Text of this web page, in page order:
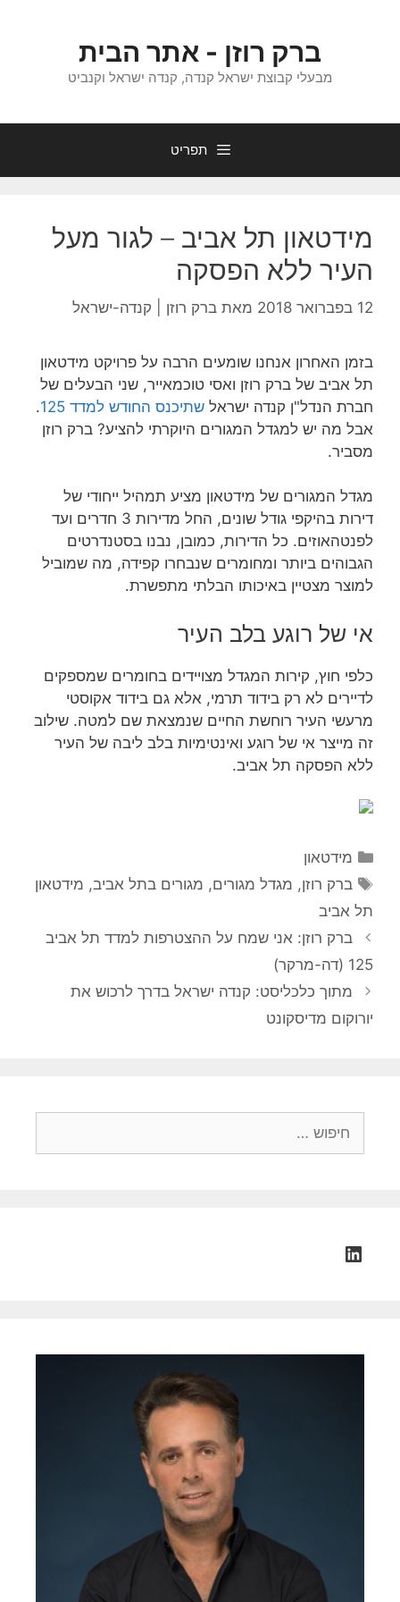
ברק רוזן - אתר הבית
מבעלי קבוצת ישראל קנדה, קנדה ישראל וקנביט
תפריט
מידטאון תל אביב – לגור מעל
העיר ללא הפסקה
12 בפברואר 2018 מאת ברק רוזן | קנדה-ישראל
בזמן האחרון אנחנו שומעים הרבה על פרויקט מידטאון
תל אביב של ברק רוזן ואסי טוכמאייר, שני הבעלים של
חברת הנדל"ן קנדה ישראל שתיכנס החודש למדד 125
.
אבל מה יש למגדל המגורים היוקרתי להציע? ברק רוזן
מסביר.
מגדל המגורים של מידטאון מציע תמהיל ייחודי של
דירות בהיקפי גודל שונים, החל מדירות 3 חדרים ועד
לפנטהאוזים. כל הדירות, כמובן, נבנו בסטנדרטים
הגבוהים ביותר ומחומרים שנבחרו קפידה, מה שמוביל
למוצר מצטיין באיכותו הבלתי מתפשרת.
אי של רוגע בלב העיר
כלפי חוץ, קירות המגדל מצויידים בחומרים שמספקים
לדיירים לא רק בידוד תרמי, אלא גם בידוד אקוסטי
מרעשי העיר רוחשת החיים שנמצאת שם למטה. שילוב
זה מייצר אי של רוגע ואינטימיות בלב ליבה של העיר
ללא הפסקה תל אביב.
קטגוריות
מידטאון
תגיות
ברק רוזן, מגדל מגורים, מגורים בתל אביב, מידטאון
תל אביב
ברק רוזן: אני שמח על ההצטרפות למדד תל אביב
125 (דה-מרקר)
מתוך כלכליסט: קנדה ישראל בדרך לרכוש את
יורוקום מדיסקונט
LinkedIn